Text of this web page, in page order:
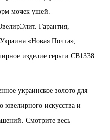
мочек ушей.
Гарантия,
«Новая Почта»,
изделие серьги СВ1338
украинское золото для
ювелирного искусства и
Смотрите весь